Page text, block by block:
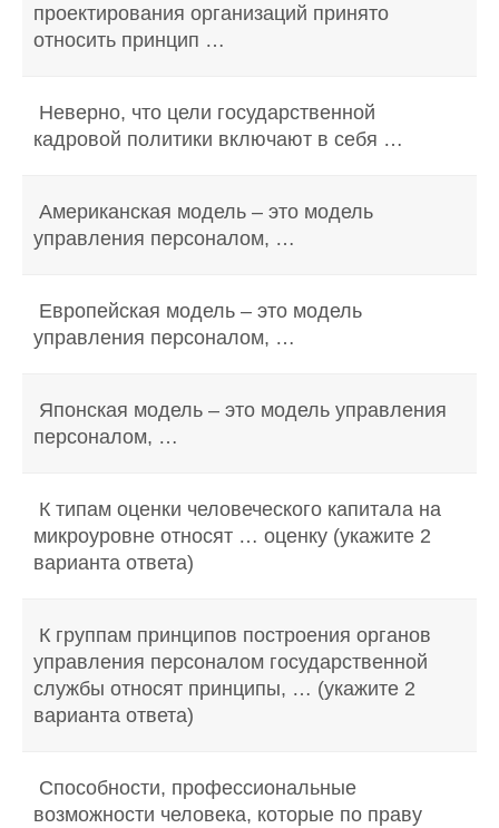
проектирования организаций принято
относить принцип …
Неверно, что цели государственной
кадровой политики включают в себя …
Американская модель – это модель
управления персоналом, …
Европейская модель – это модель
управления персоналом, …
Японская модель – это модель управления
персоналом, …
К типам оценки человеческого капитала на
микроуровне относят … оценку (укажите 2
варианта ответа)
К группам принципов построения органов
управления персоналом государственной
службы относят принципы, … (укажите 2
варианта ответа)
Способности, профессиональные
возможности человека, которые по праву